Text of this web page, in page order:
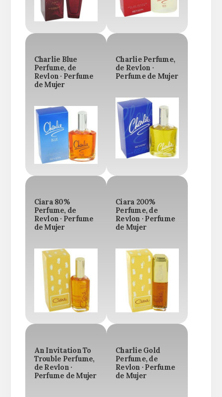
Charlie Blue
Perfume, de
Revlon · Perfume
de Mujer
Charlie Perfume,
de Revlon ·
Perfume de Mujer
Ciara 80%
Perfume, de
Revlon · Perfume
de Mujer
Ciara 200%
Perfume, de
Revlon · Perfume
de Mujer
An Invitation To
Trouble Perfume,
de Revlon ·
Perfume de Mujer
Charlie Gold
Perfume, de
Revlon · Perfume
de Mujer